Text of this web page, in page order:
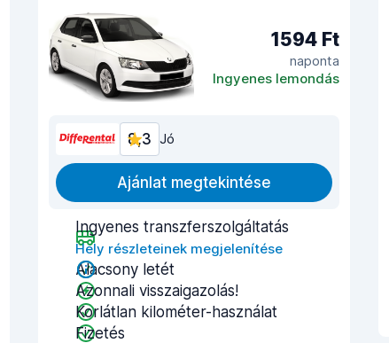
1594 Ft
naponta
Ingyenes lemondás
8,3 Jó
Ajánlat megtekintése
Ingyenes transzferszolgáltatás
Hely részleteinek megjelenítése
Alacsony letét
Azonnali visszaigazolás!
Korlátlan kilométer-használat
Fizetés